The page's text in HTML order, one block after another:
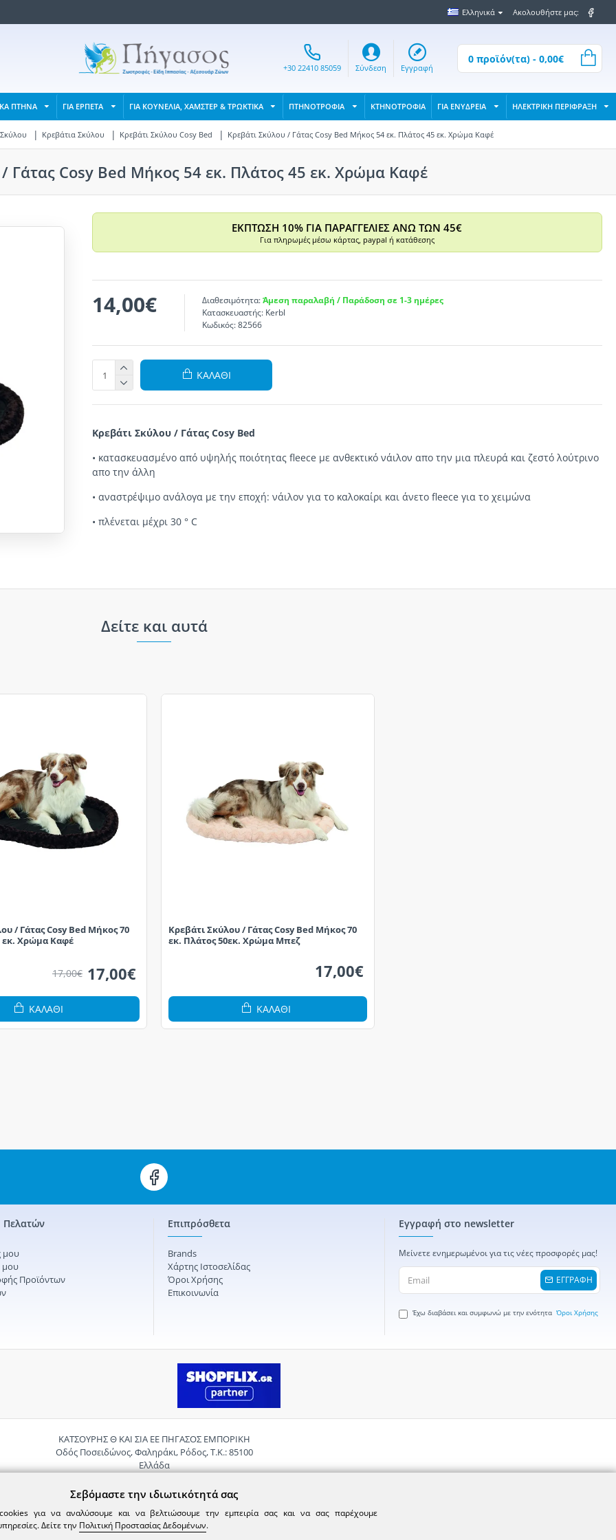
Ελληνικά Ακολουθήστε μας:
+30 22410 85059 Σύνδεση Εγγραφή
0 προϊόν(τα) - 0,00€
ΠΤΗΝΑ ΓΙΑ ΕΡΠΕΤΑ ΓΙΑ ΚΟΥΝΕΛΙΑ, ΧΑΜΣΤΕΡ & ΤΡΩΚΤΙΚΑ ΠΤΗΝΟΤΡΟΦΙΑ ΚΤΗΝΟΤΡΟΦΙΑ ΓΙΑ ΕΝΥΔΡΕΙΑ ΗΛΕΚΤΡΙΚΗ ΠΕΡΙΦΡΑΞΗ
Κρεβάτια Σκύλου Κρεβάτι Σκύλου Cosy Bed Κρεβάτι Σκύλου / Γάτας Cosy Bed Μήκος 54 εκ. Πλάτος 45 εκ. Χρώμα Καφέ
Γάτας Cosy Bed Μήκος 54 εκ. Πλάτος 45 εκ. Χρώμα Καφέ
ΕΚΠΤΩΣΗ 10% ΓΙΑ ΠΑΡΑΓΓΕΛΙΕΣ ΑΝΩ ΤΩΝ 45€
Για πληρωμές μέσω κάρτας, paypal ή κατάθεσης
14,00€ Διαθεσιμότητα: Άμεση παραλαβή / Παράδοση σε 1-3 ημέρες
Κατασκευαστής: Kerbl
Κωδικός: 82566
ΚΑΛΆΘΙ
Κρεβάτι Σκύλου / Γάτας Cosy Bed
• κατασκευασμένο από υψηλής ποιότητας fleece με ανθεκτικό νάιλον απο την μια πλευρά και ζεστό λούτρινο
απο την άλλη
• αναστρέψιμo ανάλογα με την εποχή: νάιλον για το καλοκαίρι και άνετο fleece για το χειμώνα
• πλένεται μέχρι 30 ° C
Δείτε και αυτά
/ Γάτας Cosy Bed Μήκος 70
εκ. Χρώμα Καφέ
17,00€
17,00€
ΚΑΛΆΘΙ
Κρεβάτι Σκύλου / Γάτας Cosy Bed Μήκος 70
εκ. Πλάτος 50εκ. Χρώμα Μπεζ
17,00€
ΚΑΛΆΘΙ
Πελατών
μου
μου
Προϊόντων
Επιπρόσθετα
Brands
Χάρτης Ιστοσελίδας
Όροι Χρήσης
Επικοινωνία
Εγγραφή στο newsletter
Μείνετε ενημερωμένοι για τις νέες προσφορές μας!
ΕΓΓΡΑΦΗ
Έχω διαβάσει και συμφωνώ με την ενότητα Όροι Χρήσης
ΚΑΤΣΟΥΡΗΣ Θ ΚΑΙ ΣΙΑ ΕΕ ΠΗΓΑΣΟΣ ΕΜΠΟΡΙΚΗ
Οδός Ποσειδώνος, Φαληράκι, Ρόδος, Τ.Κ.: 85100
Ελλάδα
Email:pigasosemporiki@gmail.com
Σεβόμαστε την ιδιωτικότητά σας
για να αναλύσουμε και να βελτιώσουμε την εμπειρία σας και να σας παρέχουμε
Δείτε την Πολιτική Προστασίας Δεδομένων.